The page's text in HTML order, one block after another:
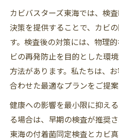
カビバスターズ東海では、検
決策を提供することで、カビ
す。検査後の対策には、物理
ビの再発防止を目的とした環
方法があります。私たちは、
合わせた最適なプランをご提案
健康への影響を最小限に抑え
る場合は、早期の検査が推奨
東海の付着菌同定検査とカビ